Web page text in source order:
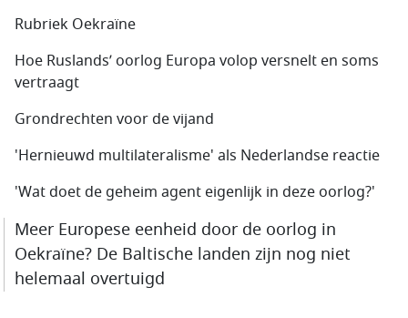
Rubriek Oekraïne
Hoe Ruslands’ oorlog Europa volop versnelt en soms
vertraagt
Grondrechten voor de vijand
'Hernieuwd multilateralisme' als Nederlandse reactie
'Wat doet de geheim agent eigenlijk in deze oorlog?'
Meer Europese eenheid door de oorlog in
Oekraïne? De Baltische landen zijn nog niet
helemaal overtuigd